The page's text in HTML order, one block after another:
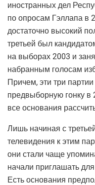
иностранных дел
по опросам Гэллапа в
достаточно высокий
третьей был
на выборах 2003 и
набранным голосам
Причем, эти три
предвыборную гонку в
все основания
Лишь начиная с
телевидения к этим
они стали чаще
начали приглашать
Есть основания